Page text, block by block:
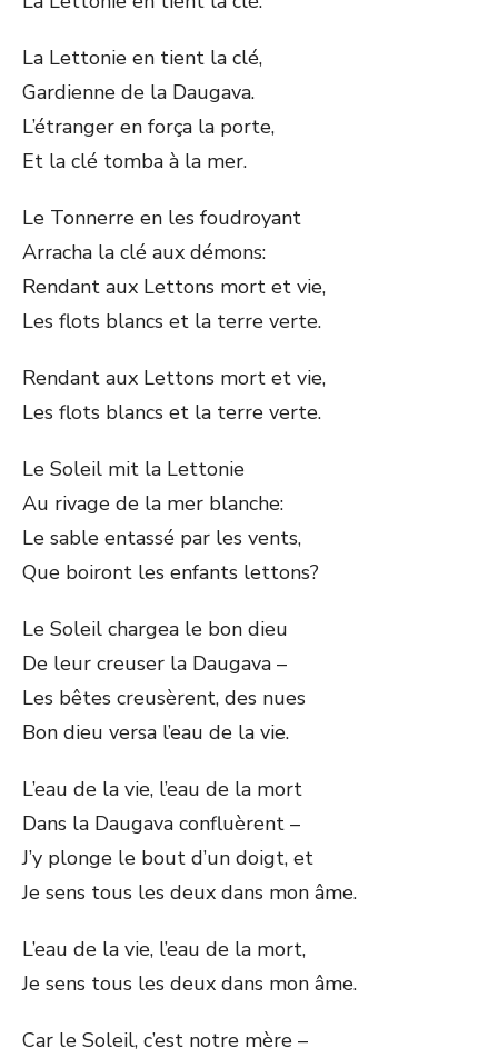
La Lettonie en tient la clé,
Gardienne de la Daugava.
L’étranger en força la porte,
Et la clé tomba à la mer.
Le Tonnerre en les foudroyant
Arracha la clé aux démons:
Rendant aux Lettons mort et vie,
Les flots blancs et la terre verte.
Rendant aux Lettons mort et vie,
Les flots blancs et la terre verte.
Le Soleil mit la Lettonie
Au rivage de la mer blanche:
Le sable entassé par les vents,
Que boiront les enfants lettons?
Le Soleil chargea le bon dieu
De leur creuser la Daugava –
Les bêtes creusèrent, des nues
Bon dieu versa l’eau de la vie.
L’eau de la vie, l’eau de la mort
Dans la Daugava confluèrent –
J’y plonge le bout d’un doigt, et
Je sens tous les deux dans mon âme.
L’eau de la vie, l’eau de la mort,
Je sens tous les deux dans mon âme.
Car le Soleil, c’est notre mère –